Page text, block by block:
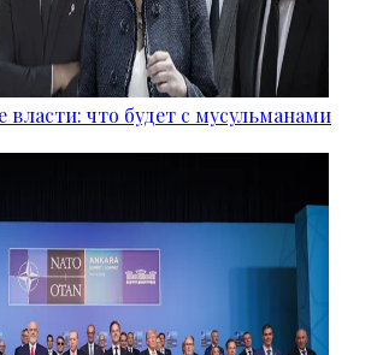
власти: что будет с мусульманами